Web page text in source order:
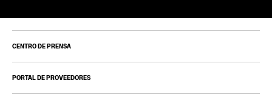
CENTRO DE PRENSA
PORTAL DE PROVEEDORES